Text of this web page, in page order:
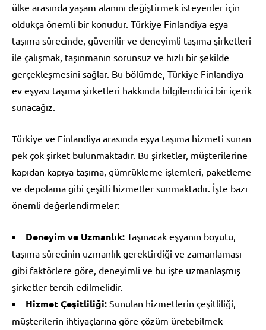
ülke arasında yaşam alanını değiştirmek isteyenler için
oldukça önemli bir konudur. Türkiye Finlandiya eşya
taşıma sürecinde, güvenilir ve deneyimli taşıma şirketleri
ile çalışmak, taşınmanın sorunsuz ve hızlı bir şekilde
gerçekleşmesini sağlar. Bu bölümde, Türkiye Finlandiya
ev eşyası taşıma şirketleri hakkında bilgilendirici bir içerik
sunacağız.
Türkiye ve Finlandiya arasında eşya taşıma hizmeti sunan
pek çok şirket bulunmaktadır. Bu şirketler, müşterilerine
kapıdan kapıya taşıma, gümrükleme işlemleri, paketleme
ve depolama gibi çeşitli hizmetler sunmaktadır. İşte bazı
önemli değerlendirmeler:
Deneyim ve Uzmanlık: Taşınacak eşyanın boyutu,
taşıma sürecinin uzmanlık gerektirdiği ve zamanlaması
gibi faktörlere göre, deneyimli ve bu işte uzmanlaşmış
şirketler tercih edilmelidir.
Hizmet Çeşitliliği: Sunulan hizmetlerin çeşitliliği,
müşterilerin ihtiyaçlarına göre çözüm üretebilmek